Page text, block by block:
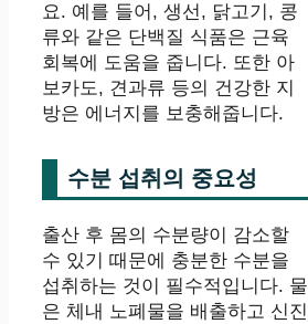
요. 예를 들어, 생선, 닭고기, 콩
류와 같은 단백질 식품은 근육
회복에 도움을 줍니다. 또한 아
보카도, 견과류 등의 건강한 지
방은 에너지를 보충해줍니다.
수분 섭취의 중요성
출산 후 몸의 수분량이 감소할
수 있기 때문에 충분한 수분을
섭취하는 것이 필수적입니다. 물
은 체내 노폐물을 배출하고 신진